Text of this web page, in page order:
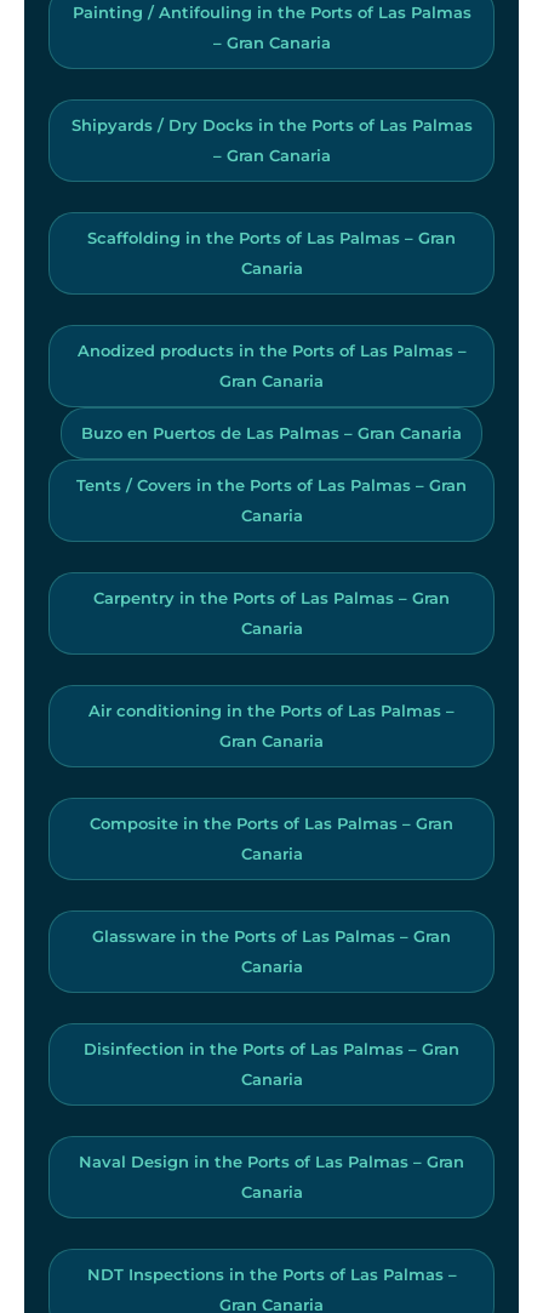
Painting / Antifouling in the Ports of Las Palmas
– Gran Canaria
Shipyards / Dry Docks in the Ports of Las Palmas
– Gran Canaria
Scaffolding in the Ports of Las Palmas – Gran
Canaria
Anodized products in the Ports of Las Palmas –
Gran Canaria
Buzo en Puertos de Las Palmas – Gran Canaria
Tents / Covers in the Ports of Las Palmas – Gran
Canaria
Carpentry in the Ports of Las Palmas – Gran
Canaria
Air conditioning in the Ports of Las Palmas –
Gran Canaria
Composite in the Ports of Las Palmas – Gran
Canaria
Glassware in the Ports of Las Palmas – Gran
Canaria
Disinfection in the Ports of Las Palmas – Gran
Canaria
Naval Design in the Ports of Las Palmas – Gran
Canaria
NDT Inspections in the Ports of Las Palmas –
Gran Canaria